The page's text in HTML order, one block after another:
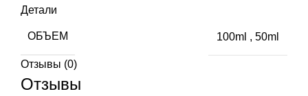
Детали
ОБЪЕМ 100ml , 50ml
Отзывы (0)
Отзывы